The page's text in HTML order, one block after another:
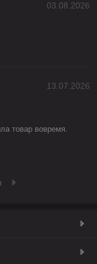
03.08.2026
13.07.2026
товар вовремя.